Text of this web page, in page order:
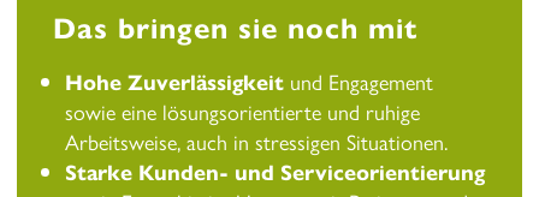
Das bringen sie noch mit
Hohe Zuverlässigkeit und Engagement
sowie eine lösungsorientierte und ruhige
Arbeitsweise, auch in stressigen Situationen.
Starke Kunden- und Serviceorientierung